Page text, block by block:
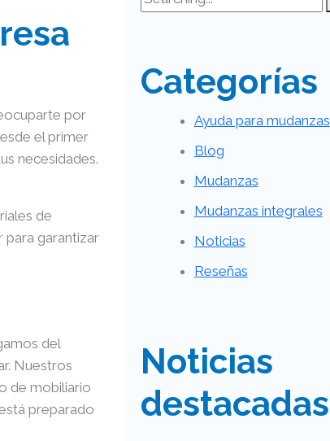
por
el primer
necesidades.
de
garantizar
del
Nuestros
de mobiliario
preparado
Categorías
Ayuda para mudanzas
Blog
Mudanzas
Mudanzas integrales
Noticias
Reseñas
Noticias
destacadas